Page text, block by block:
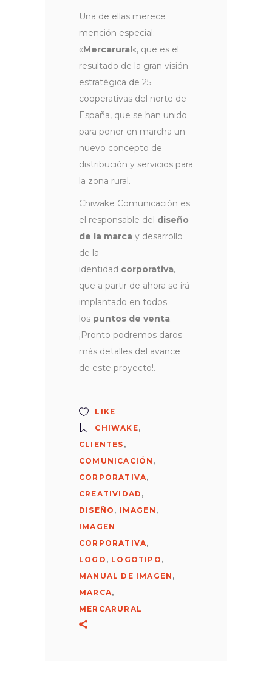
Una de ellas merece
mención especial:
«Mercarural«, que es el
resultado de la gran visión
estratégica de 25
cooperativas del norte de
España, que se han unido
para poner en marcha un
nuevo concepto de
distribución y servicios para
la zona rural.
Chiwake Comunicación es
el responsable del diseño
de la marca y desarrollo
de la
identidad corporativa,
que a partir de ahora se irá
implantado en todos
los puntos de venta.
¡Pronto podremos daros
más detalles del avance
de este proyecto!.
LIKE
CHIWAKE,
CLIENTES ,
COMUNICACIÓN ,
CORPORATIVA,
CREATIVIDAD ,
DISEÑO , IMAGEN ,
IMAGEN
CORPORATIVA,
LOGO , LOGOTIPO ,
MANUAL DE IMAGEN ,
MARCA,
MERCARURAL